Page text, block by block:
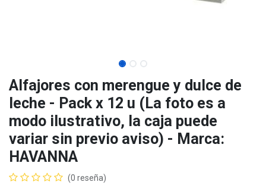
Alfajores con merengue y dulce de
leche - Pack x 12 u (La foto es a
modo ilustrativo, la caja puede
variar sin previo aviso) - Marca:
HAVANNA
(0 reseña)